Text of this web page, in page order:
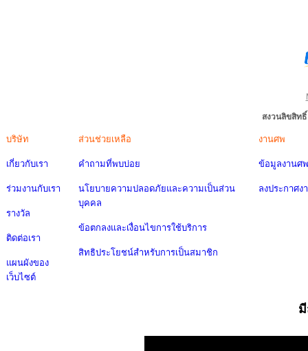
สงวนลิขสิท
บริษัท
เกี่ยวกับเรา
ร่วมงานกับเรา
รางวัล
ติดต่อเรา
แผนผังของ
เว็บไซต์
ส่วนช่วยเหลือ
คำถามที่พบบ่อย
นโยบายความปลอดภัยและความเป็นส่วน
บุคคล
ข้อตกลงและเงื่อนไขการใช้บริการ
สิทธิประโยชน์สำหรับการเป็นสมาชิก
งานศพ
ข้อมูลงานศพ
ลงประกาศง